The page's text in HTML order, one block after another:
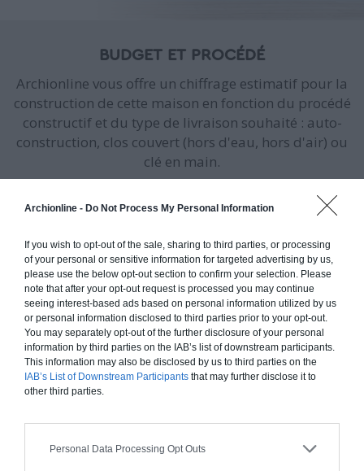
Archionline - Do Not Process My Personal Information
If you wish to opt-out of the sale, sharing to third parties, or processing
of your personal or sensitive information for targeted advertising by us,
please use the below opt-out section to confirm your selection. Please
note that after your opt-out request is processed you may continue
seeing interest-based ads based on personal information utilized by us
or personal information disclosed to third parties prior to your opt-out.
You may separately opt-out of the further disclosure of your personal
information by third parties on the IAB’s list of downstream participants.
This information may also be disclosed by us to third parties on the
IAB’s List of Downstream Participants that may further disclose it to
other third parties.
Personal Data Processing Opt Outs
BUDGET ET PROCÉDÉ
Archionline vous offre un chiffrage estimatif pour la
construction de cette maison en fonction du procédé
constructif et du type de livraison souhaité : auto-
construction, clos couvert (hors d'eau, hors d'air) ou
clé en main.
Auto-construction Clos couvert Clé en main
Construction classique
Chiffrage estimatif pour : Fondations et normes
standards. Construction en brique, parpaing ou
béton. Finitions haut de gamme. Le prix "clé en
main" inclut le gros oeuvre et le second oeuvre
(cuisine, peinture, sols...), mais exclut piscine,
À partir de
315 000€ TTC